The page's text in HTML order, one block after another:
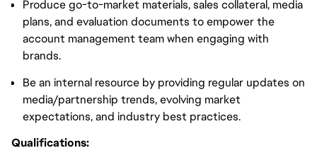
Produce go-to-market materials, sales collateral, media
plans, and evaluation documents to empower the
account management team when engaging with
brands.
Be an internal resource by providing regular updates on
media/partnership trends, evolving market
expectations, and industry best practices.
Qualifications: